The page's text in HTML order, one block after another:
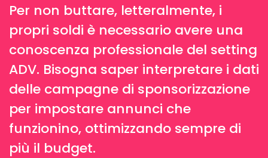
Per non buttare, letteralmente, i
propri soldi è necessario avere una
conoscenza professionale del setting
ADV. Bisogna saper interpretare i dati
delle campagne di sponsorizzazione
per impostare annunci che
funzionino, ottimizzando sempre di
più il budget.